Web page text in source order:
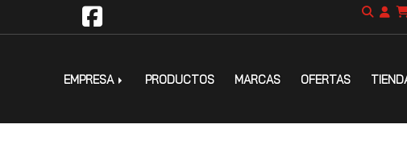
EMPRESA PRODUCTOS MARCAS OFERTAS